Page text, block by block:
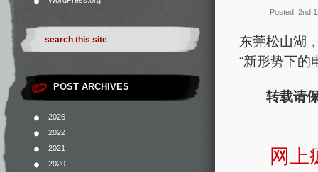
POST ARCHIVES
2026
2022
2021
2020
Posted: 2nd
东莞松山湖
“新形势下
转载请
网上